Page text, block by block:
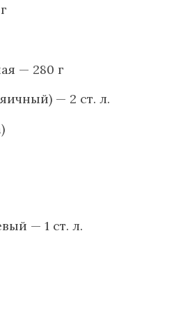
— 280 г
— 2 ст. л.
— 1 ст. л.